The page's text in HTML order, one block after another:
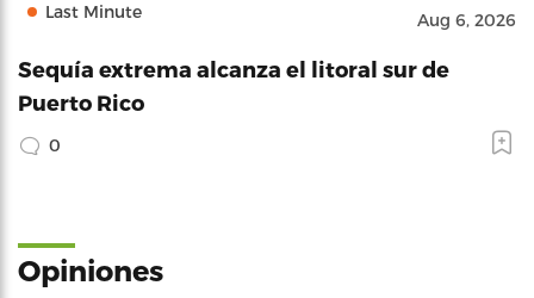
Last Minute Aug 6, 2026
Sequía extrema alcanza el litoral sur de
Puerto Rico
0
Opiniones